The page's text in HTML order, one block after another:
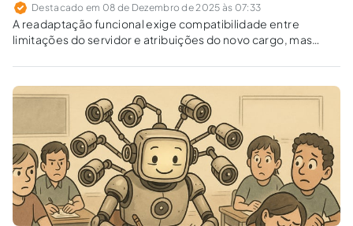
Destacado em 08 de Dezembro de 2025 às 07:33
A readaptação funcional exige compatibilidade entre
limitações do servidor e atribuições do novo cargo, mas
Quais são os limites jurídicos para mudar o cargo sem
concurso?